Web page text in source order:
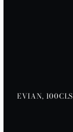
EVIAN, 100CLS